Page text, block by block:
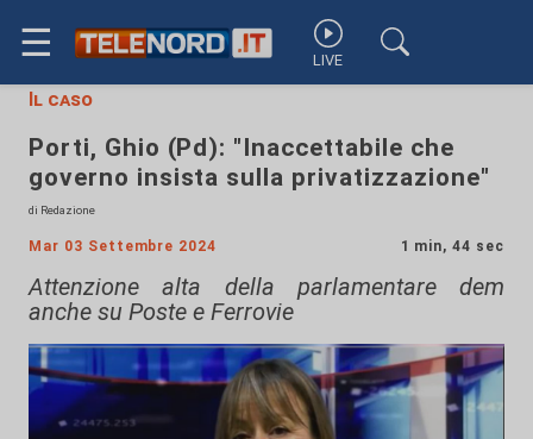
☰ LIVE
Il caso
Porti, Ghio (Pd): "Inaccettabile che
governo insista sulla privatizzazione"
di Redazione
Mar 03 Settembre 2024 1 min, 44 sec
Attenzione alta della parlamentare dem
anche su Poste e Ferrovie